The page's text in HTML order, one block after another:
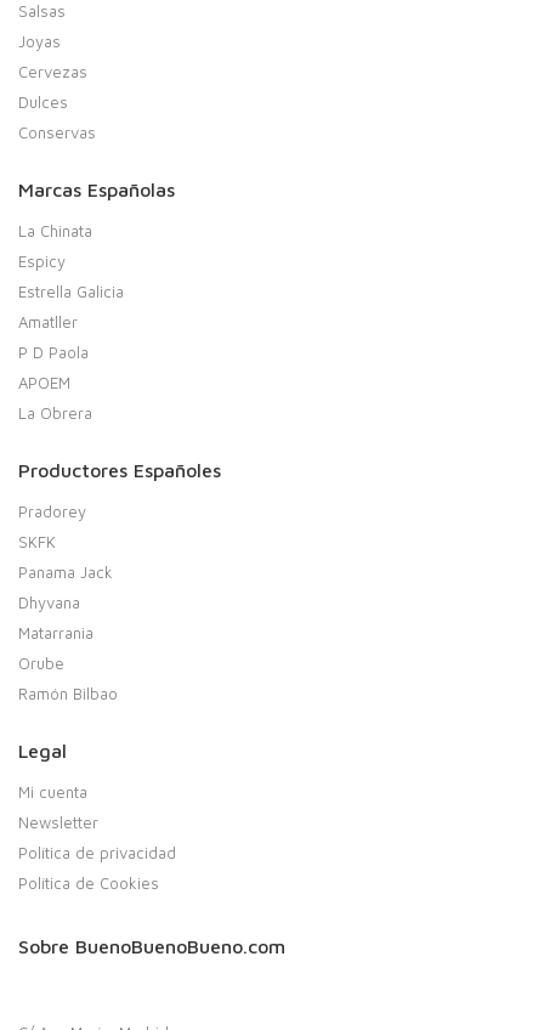
Salsas
Joyas
Cervezas
Dulces
Conservas
Marcas Españolas
La Chinata
Espicy
Estrella Galicia
Amatller
P D Paola
APOEM
La Obrera
Productores Españoles
Pradorey
SKFK
Panama Jack
Dhyvana
Matarrania
Orube
Ramón Bilbao
Legal
Mi cuenta
Newsletter
Política de privacidad
Política de Cookies
Sobre BuenoBuenoBueno.com